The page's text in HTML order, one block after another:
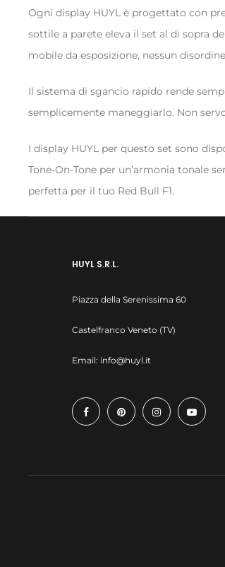
Ogni display HUYL è progettato con
sottile a parete eleva il set al di sopra
mobile da esposizione, nessun
Il sistema di sgancio rapido rende
semplicemente maneggiarlo. Non
I display HUYL per questo set sono
Tone-On-Tone per un’armonia tonale
perfetta per il tuo Red Bull F1.
HUYL S.R.L.
Piazza della Serenissima 60
Castelfranco Veneto (TV)
Email: info@huyl.it